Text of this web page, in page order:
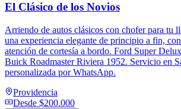
El Clásico de los Novios
Arriendo de autos clásicos con chofer para tu
una experiencia elegante de principio a fin,
atención de cortesía a bordo. Ford Super
Buick Roadmaster Riviera 1952. Servicio en
personalizada por WhatsApp.
Providencia
Desde $200.000